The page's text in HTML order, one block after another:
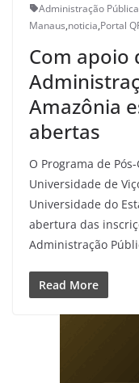
Administração Pública
Manaus,noticia,Portal
Com apoio
Amazônia
abertas
O Programa de
Universidade de
Universidade do
abertura das
Administração
Read More